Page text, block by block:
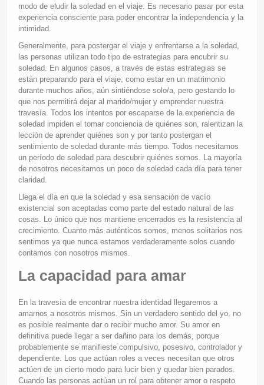
modo de eludir la soledad en el viaje. Es necesario pasar por esta
experiencia consciente para poder encontrar la independencia y la
intimidad.
Generalmente, para postergar el viaje y enfrentarse a la soledad,
las personas utilizan todo tipo de estrategias para encubrir su
soledad. En algunos casos, a través de estas estrategias se
están preparando para el viaje, como estar en un matrimonio
durante muchos años, aún sintiéndose solo/a, pero gestando lo
que nos permitirá dejar al marido/mujer y emprender nuestra
travesía. Todos los intentos por escaparse de la experiencia de
soledad impiden el tomar conciencia de quiénes son, ralentizan la
lección de aprender quiénes son y por tanto postergan el
sentimiento de soledad durante más tiempo. Todos necesitamos
un período de soledad para descubrir quiénes somos. La mayoría
de nosotros necesitamos un poco de soledad cada día para tener
claridad.
Llega el día en que la soledad y esa sensación de vacío
existencial son aceptadas como parte del estado natural de las
cosas. Lo único que nos mantiene encerrados es la resistencia al
crecimiento. Cuanto más auténticos somos, menos solitarios nos
sentimos ya que nunca estamos verdaderamente solos cuando
contamos con nosotros mismos.
La capacidad para amar
En la travesía de encontrar nuestra identidad llegaremos a
amarnos a nosotros mismos. Sin un verdadero sentido del yo, no
es posible realmente dar o recibir mucho amor. Su amor en
definitiva puede llegar a ser dañino para los demás, porque
probablemente se manifieste compulsivo, posesivo, controlador y
dependiente. Los que actúan roles a veces necesitan que otros
actúen de un cierto modo para lucir bien y quedar bien parados.
Cuando las personas actúan un rol para obtener amor o respeto